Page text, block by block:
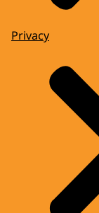
Privacy